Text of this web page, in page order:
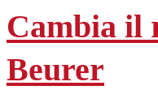
Cambia il
Beurer